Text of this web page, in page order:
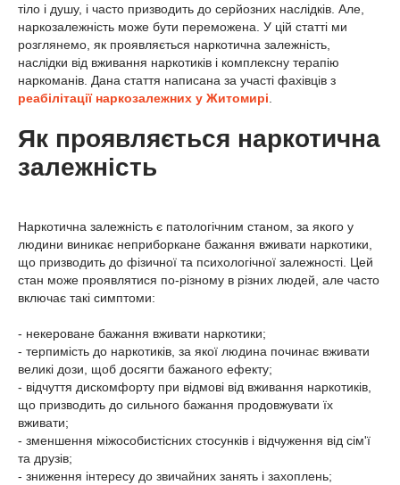
тіло і душу, і часто призводить до серйозних наслідків. Але,
наркозалежність може бути переможена. У цій статті ми
розглянемо, як проявляється наркотична залежність,
наслідки від вживання наркотиків і комплексну терапію
наркоманів. Дана стаття написана за участі фахівців з
реабілітації наркозалежних у Житомирі
Як проявляється наркотична
залежність
Наркотична залежність є патологічним станом, за якого у
людини виникає неприборкане бажання вживати наркотики,
що призводить до фізичної та психологічної залежності. Цей
стан може проявлятися по-різному в різних людей, але часто
включає такі симптоми:
- некероване бажання вживати наркотики;
- терпимість до наркотиків, за якої людина починає вживати
великі дози, щоб досягти бажаного ефекту;
- відчуття дискомфорту при відмові від вживання наркотиків,
що призводить до сильного бажання продовжувати їх
вживати;
- зменшення міжособистісних стосунків і відчуження від сім'ї
та друзів;
- зниження інтересу до звичайних занять і захоплень;